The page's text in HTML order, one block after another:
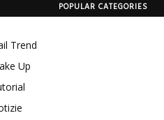
POPULAR CATEGORIES
Trend
Up